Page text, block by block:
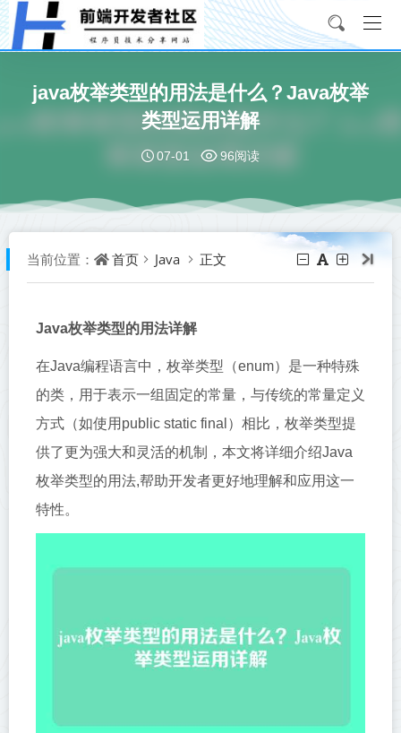
java枚举类型的用法是什么？Java枚举
类型运用详解
07-01 96阅读
当前位置： 首页 Java 正文
Java枚举类型的用法详解
在Java编程语言中，枚举类型（enum）是一种特殊
的类，用于表示一组固定的常量，与传统的常量定义
方式（如使用public static final）相比，枚举类型提
供了更为强大和灵活的机制，本文将详细介绍Java
枚举类型的用法,帮助开发者更好地理解和应用这一
特性。